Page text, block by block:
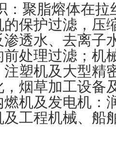
：聚脂熔体在拉
保护过滤，压
透水、去离子
处理过滤；机
塑机及大型精
烟草加工设备
机及发电机：
工程机械、船